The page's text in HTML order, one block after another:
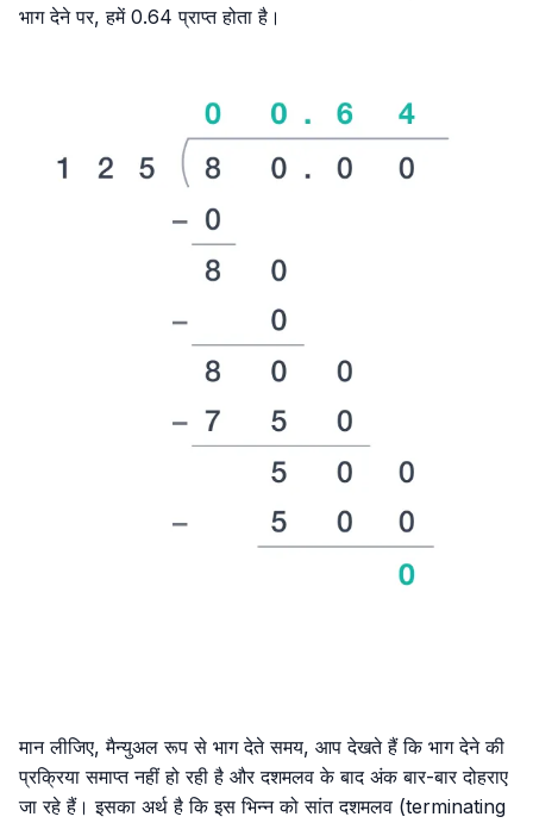
भाग देने पर, हमें 0.64 प्राप्त होता है।
मान लीजिए, मैन्युअल रूप से भाग देते समय, आप देखते हैं कि भाग देने की
प्रक्रिया समाप्त नहीं हो रही है और दशमलव के बाद अंक बार-बार दोहराए
जा रहे हैं। इसका अर्थ है कि इस भिन्न को सांत दशमलव (terminating